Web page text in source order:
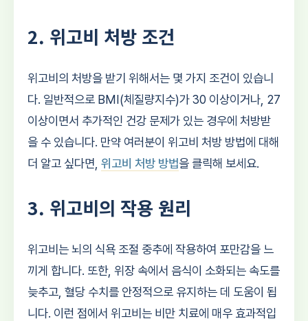
2. 위고비 처방 조건
위고비의 처방을 받기 위해서는 몇 가지 조건이 있습니
다. 일반적으로 BMI(체질량지수)가 30 이상이거나, 27
이상이면서 추가적인 건강 문제가 있는 경우에 처방받
을 수 있습니다. 만약 여러분이 위고비 처방 방법에 대해
더 알고 싶다면, 위고비 처방 방법을 클릭해 보세요.
3. 위고비의 작용 원리
위고비는 뇌의 식욕 조절 중추에 작용하여 포만감을 느
끼게 합니다. 또한, 위장 속에서 음식이 소화되는 속도를
늦추고, 혈당 수치를 안정적으로 유지하는 데 도움이 됩
니다. 이런 점에서 위고비는 비만 치료에 매우 효과적입